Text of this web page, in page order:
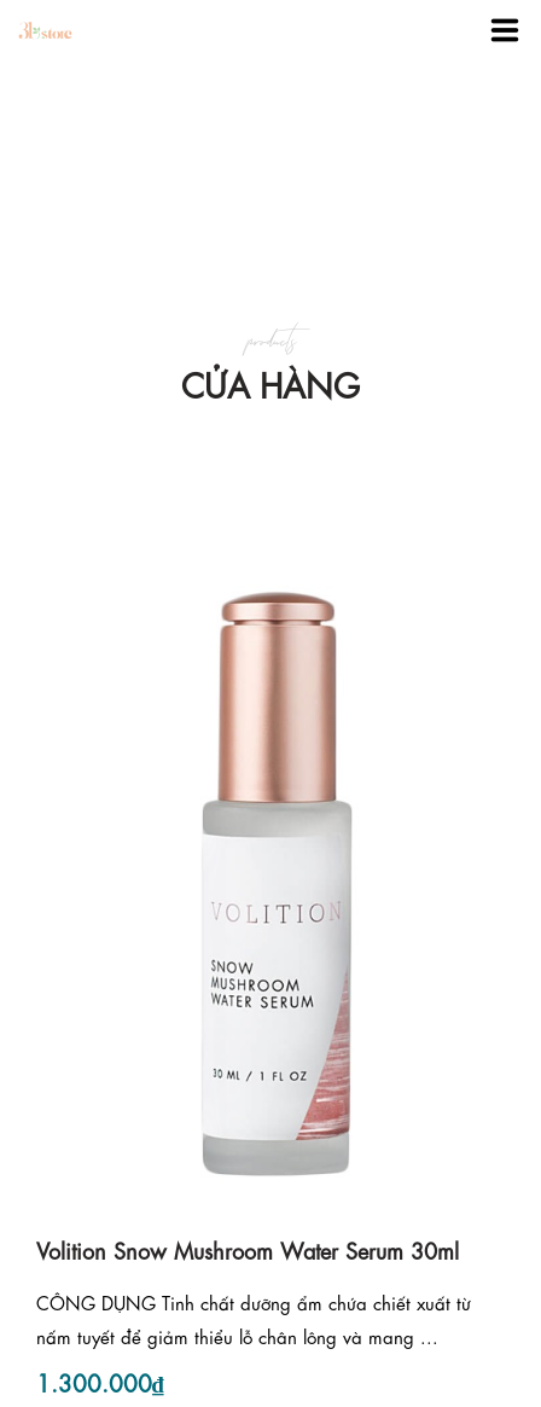
CỬA HÀNG
products
Volition Snow Mushroom Water Serum 30ml
CÔNG DỤNG Tinh chất dưỡng ẩm chứa chiết xuất từ
nấm tuyết để giảm thiểu lỗ chân lông và mang ...
1.300.000₫